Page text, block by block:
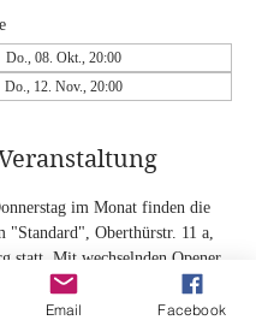
Do., 08. Okt., 20:00
Do., 12. Nov., 20:00
im Monat finden die
"Standard", Oberthürstr. 11 a,
statt. Mit wechselnden Opener
der HfM Würzburg.
für die Musiker erbeten!
Email Facebook